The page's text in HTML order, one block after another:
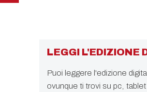
LEGGI L'EDIZIONE
Puoi leggere l'edizione
ovunque ti trovi su pc,